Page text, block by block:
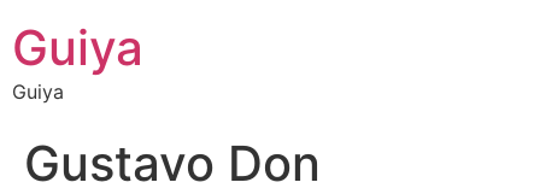
Guiya
Guiya
Gustavo Don